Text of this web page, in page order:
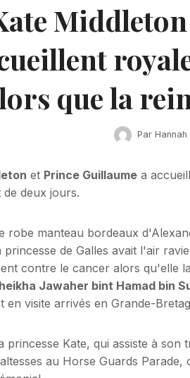
que la
Par Hannah
et Prince Guillaume a
de deux jours.
robe manteau bordeaux
princesse de Galles avait l'air
contre le cancer alors qu'elle
Jawaher bint Hamad bin
en visite arrivés en Grande-
princesse Kate, qui assiste à
au Horse Guards